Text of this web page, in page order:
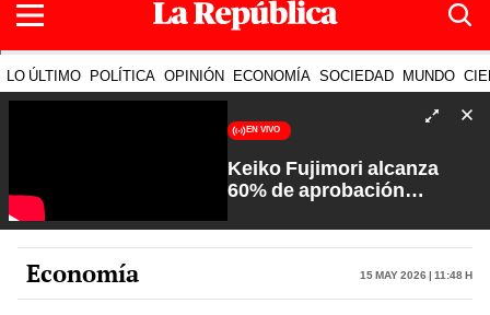
LO ÚLTIMO POLÍTICA OPINIÓN ECONOMÍA SOCIEDAD MUNDO
EN VIVO
Keiko Fujimori alcanza
60% de aprobación
Rosa María Palacios
Economía 15 May 2026 | 11:48 h